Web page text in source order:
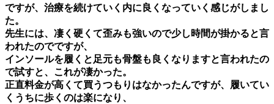
ですが、治療を続けていく内に良くなっていく感じがしまし
た。
先生には、凄く硬くて歪みも強いので少し時間が掛かると言
われたのでですが、
インソールを履くと足元も骨盤も良くなりますと言われたの
で試すと、これが凄かった。
正直料金が高くて買うつもりはなかったんですが、履いてい
くうちに歩くのは楽になり、